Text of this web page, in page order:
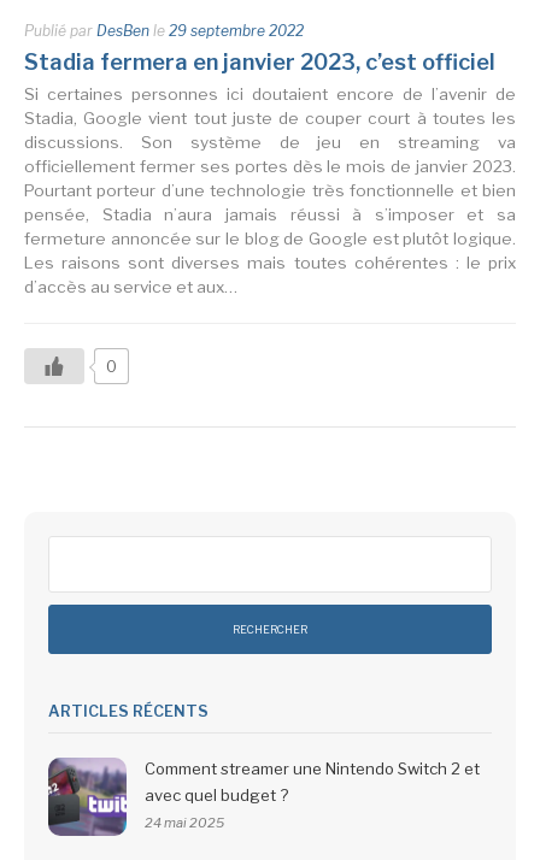
Publié par DesBen le 29 septembre 2022
Stadia fermera en janvier 2023, c’est officiel
Si certaines personnes ici doutaient encore de l’avenir de
Stadia, Google vient tout juste de couper court à toutes les
discussions. Son système de jeu en streaming va
officiellement fermer ses portes dès le mois de janvier 2023.
Pourtant porteur d’une technologie très fonctionnelle et bien
pensée, Stadia n’aura jamais réussi à s’imposer et sa
fermeture annoncée sur le blog de Google est plutôt logique.
Les raisons sont diverses mais toutes cohérentes : le prix
d’accès au service et aux…
0
ARTICLES RÉCENTS
Comment streamer une Nintendo Switch 2 et
avec quel budget ?
24 mai 2025